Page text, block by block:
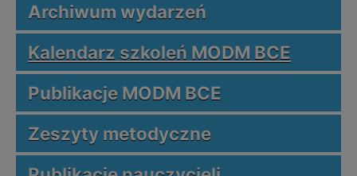
Archiwum wydarzeń
Kalendarz szkoleń MODM BCE
Publikacje MODM BCE
Zeszyty metodyczne